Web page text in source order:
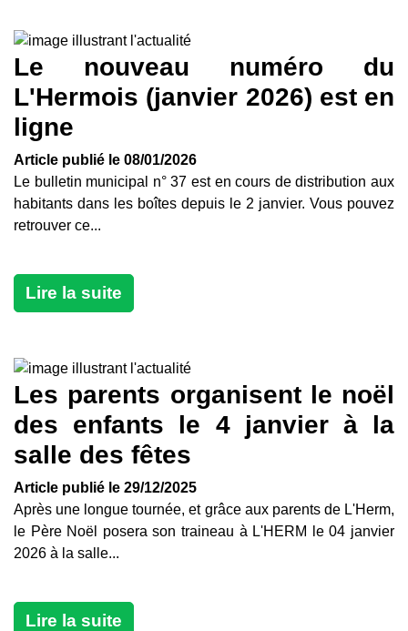
Le nouveau numéro du
L'Hermois (janvier 2026) est en
ligne
Article publié le 08/01/2026
Le bulletin municipal n° 37 est en cours de distribution aux
habitants dans les boîtes depuis le 2 janvier. Vous pouvez
retrouver ce...
Lire la suite
Les parents organisent le noël
des enfants le 4 janvier à la
salle des fêtes
Article publié le 29/12/2025
Après une longue tournée, et grâce aux parents de L'Herm,
le Père Noël posera son traineau à L'HERM le 04 janvier
2026 à la salle...
Lire la suite